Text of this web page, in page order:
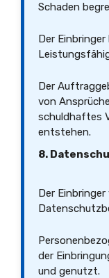
Schaden
Der
Der
von
schuldhaftes
entstehen.
8.
Der
der
und genutzt.